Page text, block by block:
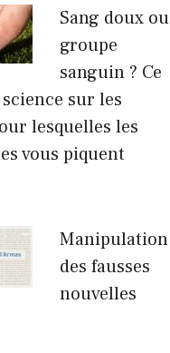
Sang doux ou
groupe
sanguin ? Ce
sur les
lesquelles les
vous piquent
Manipulation
des fausses
nouvelles